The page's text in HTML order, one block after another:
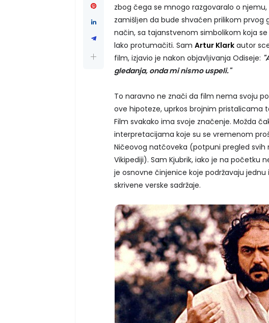
zbog čega se mnogo razgovaralo o
zamišlјen da bude shvaćen prilikom prvog
način, sa tajanstvenom simbolikom koja
lako protumačiti. Sam Artur Klark autor
film, izjavio je nakon objavlјivanja Odiseje:
gledanja, onda mi nismo uspeli."
To naravno ne znači da film nema svoju
ove hipoteze, uprkos brojnim
Film svakako ima svoje značenje. Možda
interpretacijama koje su se vremenom
Ničeovog natčoveka (potpuni pregled
Vikipediji). Sam Kjubrik, iako je na početku
je osnovne činjenice koje podržavaju
skrivene verske sadržaje.